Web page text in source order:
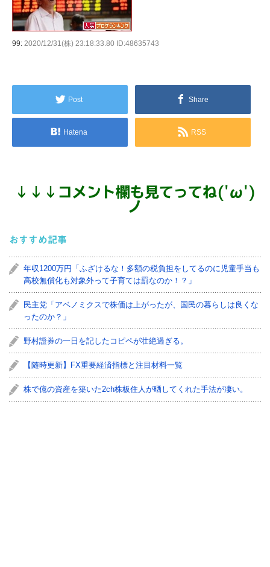
99: 2020/12/31(株) 23:18:33.80 ID:48635743
Post Share
Hatena RSS
↓ ↓ ↓ コメント欄も見てってね('ω')
ノ
おすすめ記事
年収1200万円「ふざけるな！多額の税負担をしてるのに児童手当も
高校無償化も対象外って子育ては罰なのか！？」
民主党「アベノミクスで株価は上がったが、国民の暮らしは良くな
ったのか？」
野村證券の一日を記したコピペが壮絶過ぎる。
【随時更新】FX重要経済指標と注目材料一覧
株で億の資産を築いた2ch株板住人が晒してくれた手法が凄い。